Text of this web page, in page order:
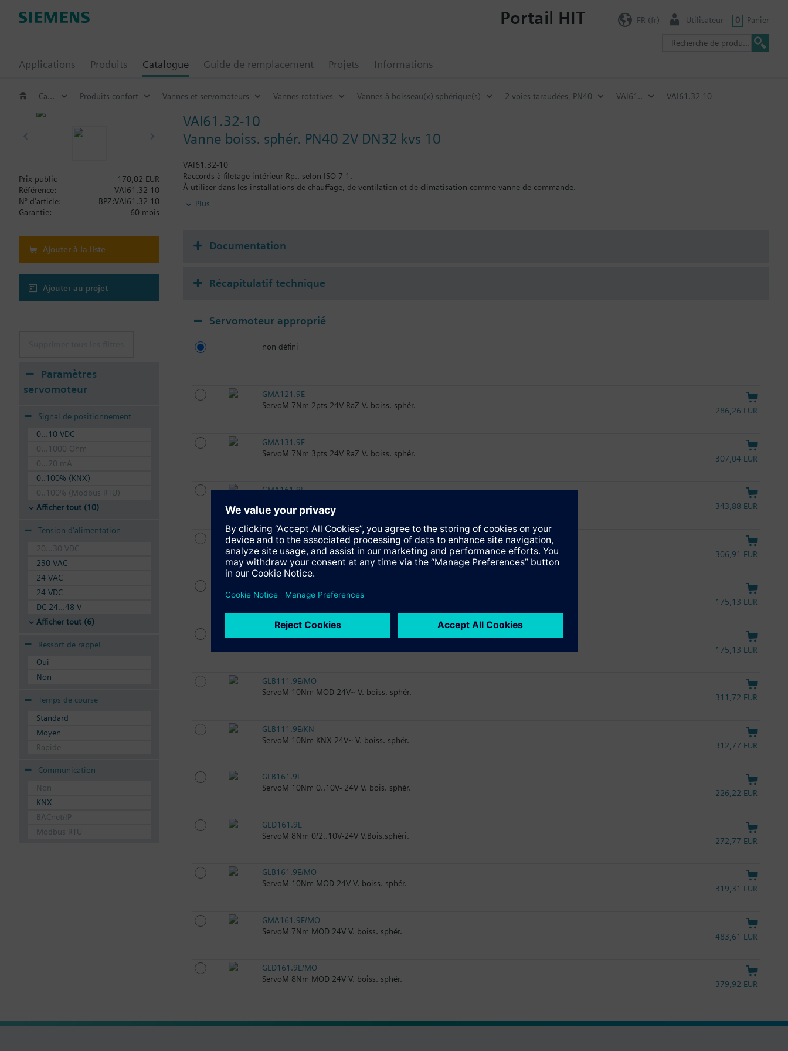
Applications Produits Catalogue Guide de remplacement Projets Informations
Portail HIT FR (fr) Utilisateur 0 Panier
Catalogue Produits confort Vannes et servomoteurs Vannes rotatives Vannes à boisseau(x) sphérique(s) 2 voies taraudées, PN40 VAI61.. VAI61.32-10
VAI61.32-10
Vanne boiss. sphér. PN40 2V DN32 kvs 10
VAI61.32-10
Raccords à filetage intérieur Rp.. selon ISO 7-1.
À utiliser dans les installations de chauffage, de ventilation et de climatisation comme vanne de commande.
Plus
Prix public
170,02 EUR
Référence:
VAI61.32-10
N° d'article:
BPZ:VAI61.32-10
Garantie:
60 mois
Ajouter à la liste
Ajouter au projet
Paramètres
servomoteur
Signal de positionnement
0...10 VDC
0...1000 Ohm
0...20 mA
0..100% (KNX)
0..100% (Modbus RTU)
Afficher tout (10)
Tension d'alimentation
20...30 VDC
230 VAC
24 VAC
24 VDC
DC 24...48 V
Afficher tout (6)
Ressort de rappel
Oui
Non
Temps de course
Standard
Moyen
Rapide
Communication
Non
KNX
BACnet/IP
Modbus RTU
Documentation
Récapitulatif technique
Servomoteur approprié
non défini
GMA121.9E
ServoM 7Nm 2pts 24V RaZ V. boiss. sphér.
286,26 EUR
GMA131.9E
ServoM 7Nm 3pts 24V RaZ V. boiss. sphér.
307,04 EUR
GMA161.9E
343,88 EUR
GMA321.9E
ServoM 7Nm 2pts 230V~ RaZ V. b. sphér.
306,91 EUR
ServoM 10Nm 2/3pts 24V V. boiss. sphér.
175,13 EUR
GLB341.9E
175,13 EUR
GLB111.9E/MO
ServoM 10Nm MOD 24V~ V. boiss. sphér.
311,72 EUR
GLB111.9E/KN
ServoM 10Nm KNX 24V~ V. boiss. sphér.
312,77 EUR
GLB161.9E
ServoM 10Nm 0..10V- 24V V. bois. sphér.
226,22 EUR
GLD161.9E
ServoM 8Nm 0/2..10V-24V V.Bois.sphéri.
272,77 EUR
GLB161.9E/MO
ServoM 10Nm MOD 24V V. boiss. sphér.
319,31 EUR
GMA161.9E/MO
ServoM 7Nm MOD 24V V. boiss. sphér.
483,61 EUR
GLD161.9E/MO
ServoM 8Nm MOD 24V V. boiss. sphér.
379,92 EUR